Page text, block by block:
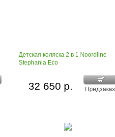
Детская коляска 2 в 1 Noordline
Stephania Eco
Предзаказ
32 650 р.